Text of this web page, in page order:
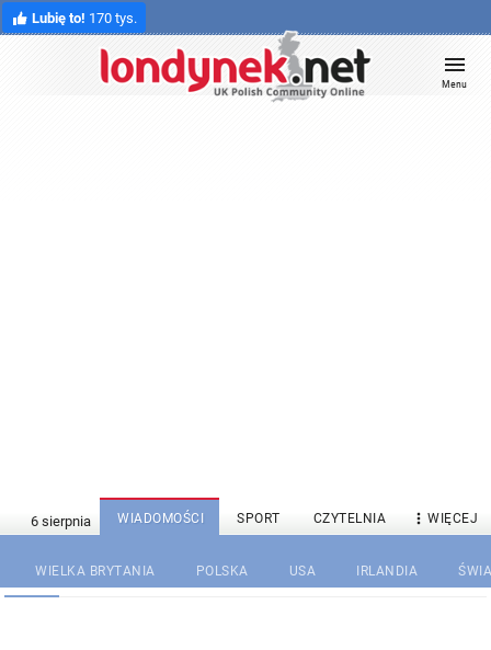
Lubię to! 170 tys.
Menu
WIADOMOŚCI SPORT CZYTELNIA  WIĘCEJ
WIELKA BRYTANIA POLSKA USA IRLANDIA